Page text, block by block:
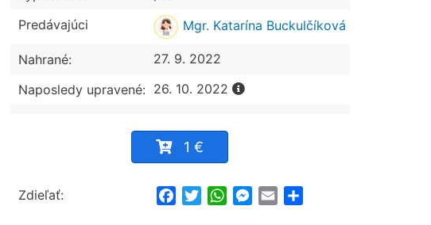
Predávajúci
Mgr. Katarína Buckulčíková
Nahrané:
27. 9. 2022
Naposledy upravené: 26. 10. 2022
1 €
Zdieľať: FacebookTwitterWhatsApp
Messenger
Email